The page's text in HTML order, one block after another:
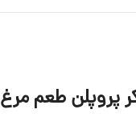
طعم مرغ 45 گرم